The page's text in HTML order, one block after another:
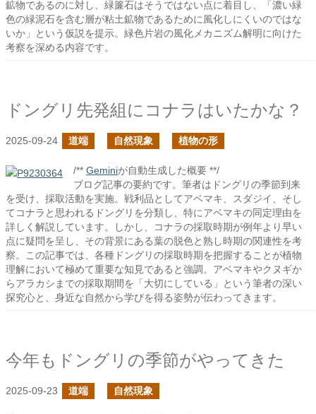
鉱物であるのに対し、緑簾石はそうではない点に着目し、「濃い緑
色の緑泥石を含む層が粘土鉱物であるために風化しにくいのではな
いか」という仮説を提示。緑色片岩の風化メカニズム解明に向けた
考察を深める内容です。
ドングリ先発組にコナラはいたかな？
2025-09-24 道端 自然現象 植物の形
/** Geminiが自動生成した概要 **/
ブログ記事の要約です。筆者はドングリの季節到来
を受け、採取活動を実施。戦利品としてアベマキ、スダジイ、そし
てコナラと思われるドングリを分類し、特にアベマキの同定理由を
詳しく解説しています。しかし、コナラの採取時期が例年より早い
点に疑問を呈し、その背景にある葉の脱色と熟し時期の関連性を考
察。この記事では、各種ドングリの採取時期を把握することが植物
理解において極めて重要な知見であると強調。アベマキやクヌギか
らアラカシまでの採取期間を「大切にしている」という筆者の深い
探究心と、身近な自然から学びを得る姿勢が伝わってきます。
今年もドングリの季節がやってきた
2025-09-23 道端 自然現象